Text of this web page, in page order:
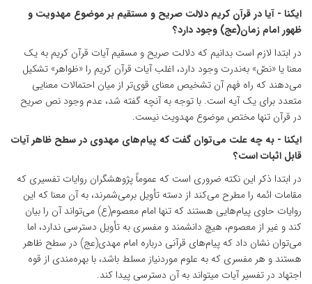
ایکنا - آیا در قرآن کریم دلالت صریح و مستقیم بر موضوع مهدویت و
ظهور امام زمان(عج) وجود دارد؟
در ابتدا لازم است بدانیم که دلالت صریح و مسقیم آیات قرآن کریم به یک
معنا یا «نصّ» به‌ندرت وجود دارد، اغلب آیات قرآن کریم را «ظواهر» تشکیل
می‌دهند که راه فهم آن تشخیص معنای قوی‌تر از میان احتمالات معنایی
متعدد برای یک آیه است. با توجه به آنچه گفته شد، عدم وجود نص صریح
در قرآن تنها مختص موضوع مهدویت نیست.
ایکنا - به چه علت می‌توان گفت که پیام‌های مهدوی در سطح ظاهر آیات
قابل اثبات است؟
در ابتدا ذکر این نکته ضروری است که عموماً پژوهشگران روایات تفسیری که
مقامات ائمه را مطرح می‌کند از دسته تأویل برمی‌شمرند، به آن‌ معنا که این
روایات حاوی پیام‌هایی هستند که تنها امام معصوم(ع) می‌تواند آن را بیان
کند و غیر از معصوم، هیچ دانشمند و مفسری به تأویل دسترسی ندارد، اما
می‌توان نشان داد که پیام‌های قرآنی درباره امام مهدی(عج) در سطح ظاهر
هستند و هر مفسری که به علوم موردنیاز مسلط باشد، با بهره‌مندی از قوه
اجتهاد در تفسیر آیات می‎تواند به آن دسترسی پیدا کند.